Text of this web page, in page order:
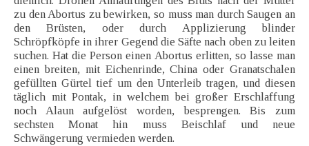
zu den Abortus zu bewirken, so muss man durch Saugen an
den Brüsten, oder durch Applizierung blinder
Schröpfköpfe in ihrer Gegend die Säfte nach oben zu leiten
suchen. Hat die Person einen Abortus erlitten, so lasse man
einen breiten, mit Eichenrinde, China oder Granatschalen
gefüllten Gürtel tief um den Unterleib tragen, und diesen
täglich mit Pontak, in welchem bei großer Erschlaffung
noch Alaun aufgelöst worden, besprengen. Bis zum
sechsten Monat hin muss Beischlaf und neue
Schwängerung vermieden werden.